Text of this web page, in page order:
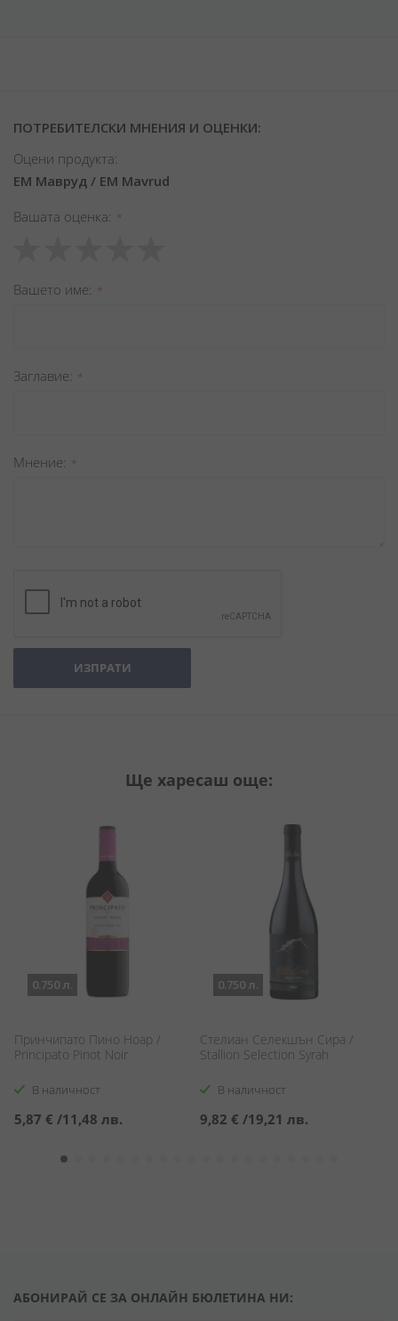
ПОТРЕБИТЕЛСКИ МНЕНИЯ И ОЦЕНКИ:
Оцени продукта:
ЕМ Мавруд / EM Mavrud
Вашата оценка
star
stars
stars
stars
stars
Вашето име
Заглавиe
Мнение
ИЗПРАТИ
Ще харесаш още:
0.750 л.
Принчипато Пино Ноар /
Principato Pinot Noir
В наличност
5,87 € /11,48 лв.
0.750 л.
Стелиан Селекшън Сира /
Stallion Selection Syrah
В наличност
9,82 € /19,21 лв.
АБОНИРАЙ СЕ ЗА ОНЛАЙН БЮЛЕТИНА НИ: